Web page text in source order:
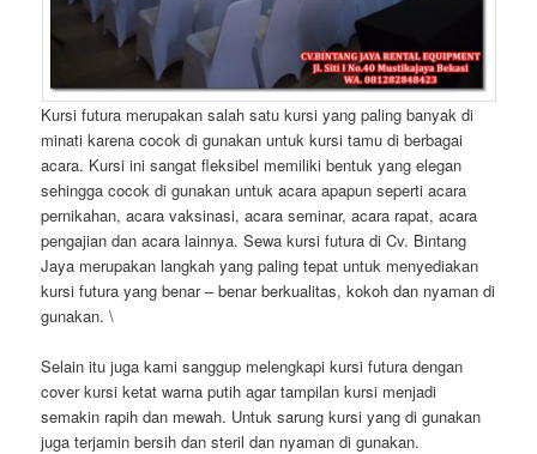
Kursi futura merupakan salah satu kursi yang paling banyak di
minati karena cocok di gunakan untuk kursi tamu di berbagai
acara. Kursi ini sangat fleksibel memiliki bentuk yang elegan
sehingga cocok di gunakan untuk acara apapun seperti acara
pernikahan, acara vaksinasi, acara seminar, acara rapat, acara
pengajian dan acara lainnya. Sewa kursi futura di Cv. Bintang
Jaya merupakan langkah yang paling tepat untuk menyediakan
kursi futura yang benar – benar berkualitas, kokoh dan nyaman di
gunakan. \
Selain itu juga kami sanggup melengkapi kursi futura dengan
cover kursi ketat warna putih agar tampilan kursi menjadi
semakin rapih dan mewah. Untuk sarung kursi yang di gunakan
juga terjamin bersih dan steril dan nyaman di gunakan.